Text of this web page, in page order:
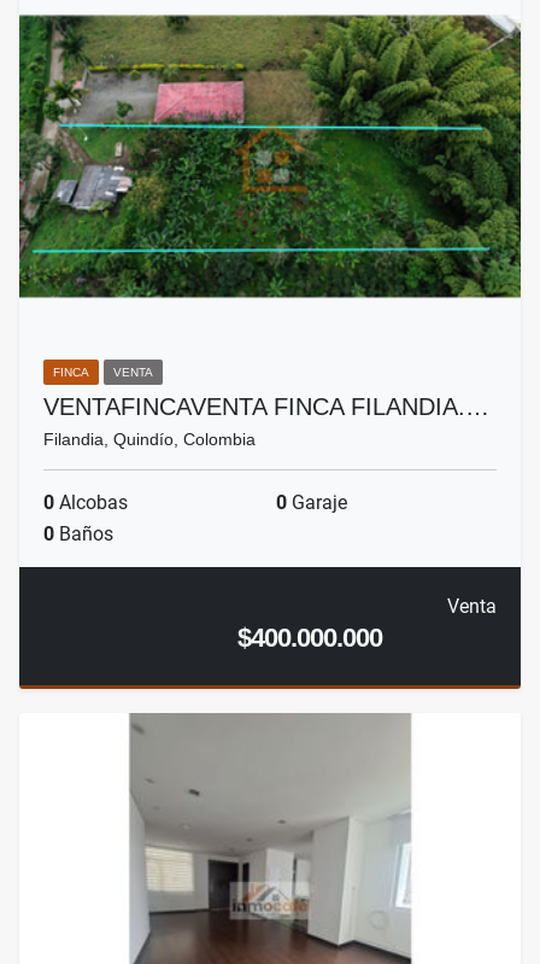
FINCA VENTA
VENTAFINCAVENTA FINCA FILANDIA.…
Filandia, Quindío, Colombia
0 Alcobas 0 Garaje
0 Baños
Venta
$400.000.000